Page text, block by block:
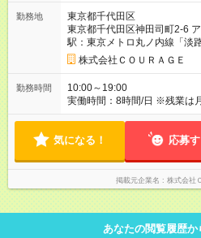
勤務地
東京都千代田区
東京都千代田区神田司町2-6
駅：東京メトロ丸ノ内線「淡
駅」など）
株式会社ＣＯＵＲＡＧＥ
勤務時間
10:00～19:00
実働時間：8時間/日 ※残業は
気になる！ 応募
掲載元企業名 株式会社
あなたの閲覧履歴か